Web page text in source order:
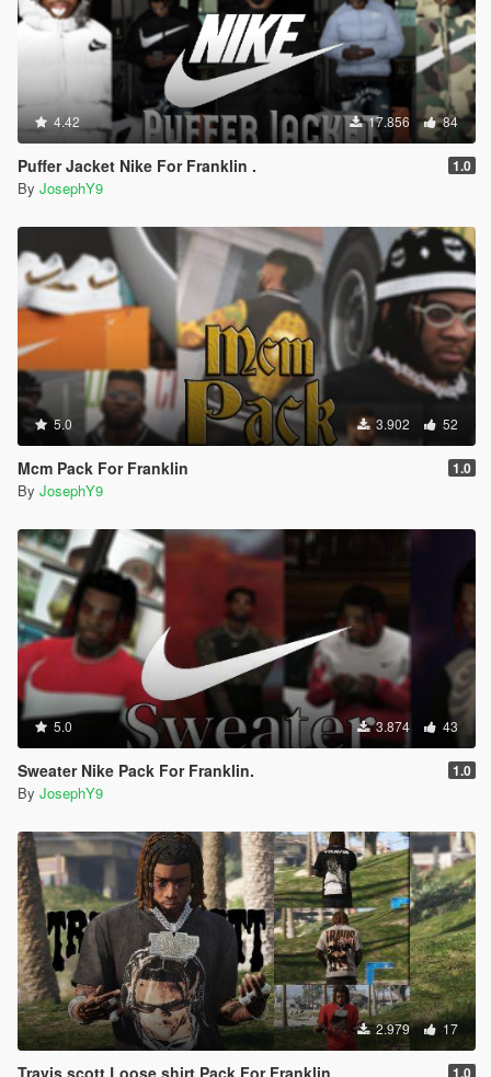
4.42 17.856 84
Puffer Jacket Nike For Franklin . 1.0
By JosephY9
5.0 3.902 52
Mcm Pack For Franklin 1.0
By JosephY9
5.0 3.874 43
Sweater Nike Pack For Franklin. 1.0
By JosephY9
2.979 17